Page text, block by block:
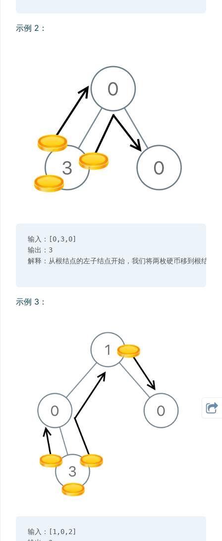
示例 2：
输入：[0,3,0]
输出：3
示例 3：
输入：[1,0,2]